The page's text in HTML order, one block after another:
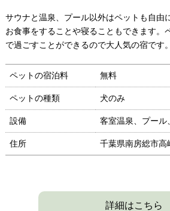
サウナと温泉、プール以外はペットも自由
お食事をすることや寝ることもできます。
で過ごすことができるので大人気の宿です。
ペットの宿泊料 無料
ペットの種類 犬のみ
設備 客室温泉、プール
住所 千葉県南房総市高
詳細はこちら